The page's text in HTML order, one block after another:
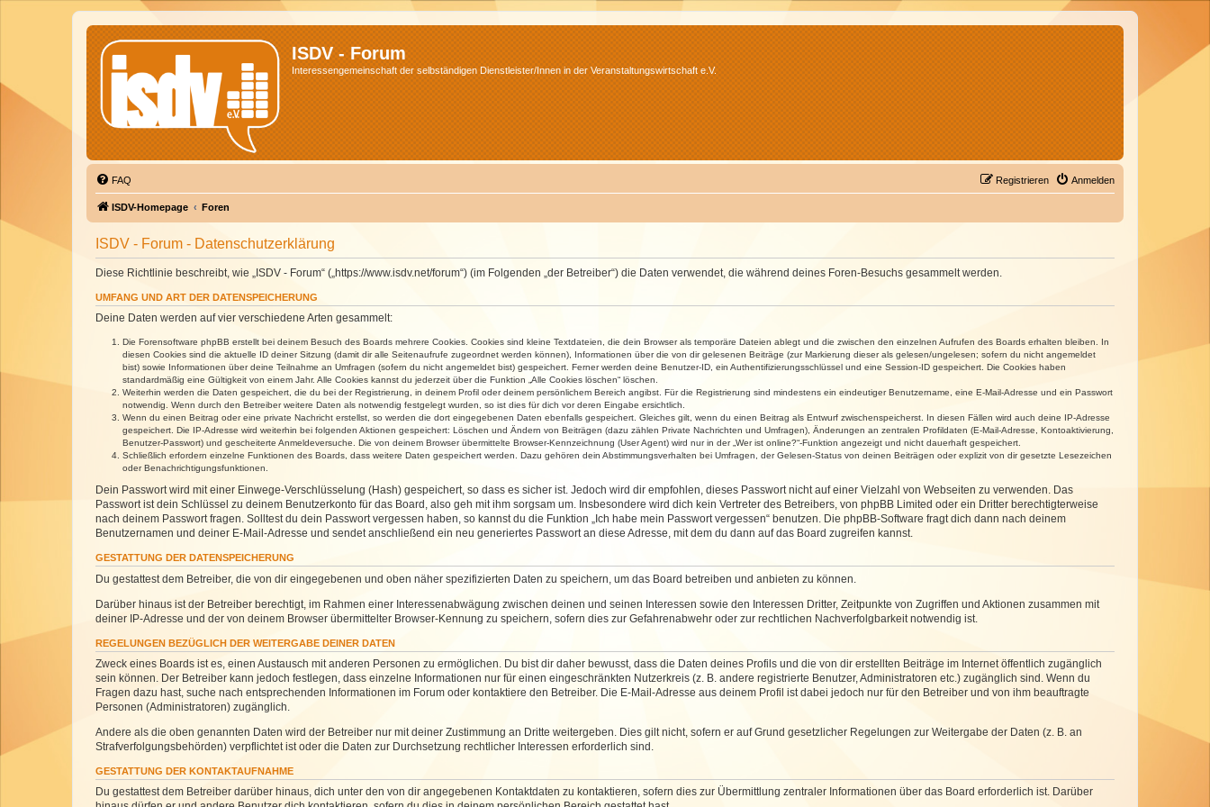
ISDV - Forum
Interessengemeinschaft der selbständigen Dienstleister/Innen in der Veranstaltungswirtschaft e.V.
FAQ Anmelden
Registrieren
ISDV-Homepage Foren
ISDV - Forum - Datenschutzerklärung
Diese Richtlinie beschreibt, wie „ISDV - Forum“ („https://www.isdv.net/forum“) (im Folgenden „der Betreiber“) die Daten verwendet, die während deines Foren-Besuchs gesammelt werden.
UMFANG UND ART DER DATENSPEICHERUNG
Deine Daten werden auf vier verschiedene Arten gesammelt:
Die Forensoftware phpBB erstellt bei deinem Besuch des Boards mehrere Cookies. Cookies sind kleine Textdateien, die dein Browser als temporäre Dateien ablegt und die zwischen den einzelnen Aufrufen des Boards erhalten bleiben. In
diesen Cookies sind die aktuelle ID deiner Sitzung (damit dir alle Seitenaufrufe zugeordnet werden können), Informationen über die von dir gelesenen Beiträge (zur Markierung dieser als gelesen/ungelesen; sofern du nicht angemeldet
bist) sowie Informationen über deine Teilnahme an Umfragen (sofern du nicht angemeldet bist) gespeichert. Ferner werden deine Benutzer-ID, ein Authentifizierungsschlüssel und eine Session-ID gespeichert. Die Cookies haben
standardmäßig eine Gültigkeit von einem Jahr. Alle Cookies kannst du jederzeit über die Funktion „Alle Cookies löschen“ löschen.
Weiterhin werden die Daten gespeichert, die du bei der Registrierung, in deinem Profil oder deinem persönlichem Bereich angibst. Für die Registrierung sind mindestens ein eindeutiger Benutzername, eine E-Mail-Adresse und ein Passwort
notwendig. Wenn durch den Betreiber weitere Daten als notwendig festgelegt wurden, so ist dies für dich vor deren Eingabe ersichtlich.
Wenn du einen Beitrag oder eine private Nachricht erstellst, so werden die dort eingegebenen Daten ebenfalls gespeichert. Gleiches gilt, wenn du einen Beitrag als Entwurf zwischenspeicherst. In diesen Fällen wird auch deine IP-Adresse
gespeichert. Die IP-Adresse wird weiterhin bei folgenden Aktionen gespeichert: Löschen und Ändern von Beiträgen (dazu zählen Private Nachrichten und Umfragen), Änderungen an zentralen Profildaten (E-Mail-Adresse, Kontoaktivierung,
Benutzer-Passwort) und gescheiterte Anmeldeversuche. Die von deinem Browser übermittelte Browser-Kennzeichnung (User Agent) wird nur in der „Wer ist online?“-Funktion angezeigt und nicht dauerhaft gespeichert.
Schließlich erfordern einzelne Funktionen des Boards, dass weitere Daten gespeichert werden. Dazu gehören dein Abstimmungsverhalten bei Umfragen, der Gelesen-Status von deinen Beiträgen oder explizit von dir gesetzte Lesezeichen
oder Benachrichtigungsfunktionen.
Dein Passwort wird mit einer Einwege-Verschlüsselung (Hash) gespeichert, so dass es sicher ist. Jedoch wird dir empfohlen, dieses Passwort nicht auf einer Vielzahl von Webseiten zu verwenden. Das
Passwort ist dein Schlüssel zu deinem Benutzerkonto für das Board, also geh mit ihm sorgsam um. Insbesondere wird dich kein Vertreter des Betreibers, von phpBB Limited oder ein Dritter berechtigterweise
nach deinem Passwort fragen. Solltest du dein Passwort vergessen haben, so kannst du die Funktion „Ich habe mein Passwort vergessen“ benutzen. Die phpBB-Software fragt dich dann nach deinem
Benutzernamen und deiner E-Mail-Adresse und sendet anschließend ein neu generiertes Passwort an diese Adresse, mit dem du dann auf das Board zugreifen kannst.
GESTATTUNG DER DATENSPEICHERUNG
Du gestattest dem Betreiber, die von dir eingegebenen und oben näher spezifizierten Daten zu speichern, um das Board betreiben und anbieten zu können.
Darüber hinaus ist der Betreiber berechtigt, im Rahmen einer Interessenabwägung zwischen deinen und seinen Interessen sowie den Interessen Dritter, Zeitpunkte von Zugriffen und Aktionen zusammen mit
deiner IP-Adresse und der von deinem Browser übermittelter Browser-Kennung zu speichern, sofern dies zur Gefahrenabwehr oder zur rechtlichen Nachverfolgbarkeit notwendig ist.
REGELUNGEN BEZÜGLICH DER WEITERGABE DEINER DATEN
Zweck eines Boards ist es, einen Austausch mit anderen Personen zu ermöglichen. Du bist dir daher bewusst, dass die Daten deines Profils und die von dir erstellten Beiträge im Internet öffentlich zugänglich
sein können. Der Betreiber kann jedoch festlegen, dass einzelne Informationen nur für einen eingeschränkten Nutzerkreis (z. B. andere registrierte Benutzer, Administratoren etc.) zugänglich sind. Wenn du
Fragen dazu hast, suche nach entsprechenden Informationen im Forum oder kontaktiere den Betreiber. Die E-Mail-Adresse aus deinem Profil ist dabei jedoch nur für den Betreiber und von ihm beauftragte
Personen (Administratoren) zugänglich.
Andere als die oben genannten Daten wird der Betreiber nur mit deiner Zustimmung an Dritte weitergeben. Dies gilt nicht, sofern er auf Grund gesetzlicher Regelungen zur Weitergabe der Daten (z. B. an
Strafverfolgungsbehörden) verpflichtet ist oder die Daten zur Durchsetzung rechtlicher Interessen erforderlich sind.
GESTATTUNG DER KONTAKTAUFNAHME
Du gestattest dem Betreiber darüber hinaus, dich unter den von dir angegebenen Kontaktdaten zu kontaktieren, sofern dies zur Übermittlung zentraler Informationen über das Board erforderlich ist. Darüber